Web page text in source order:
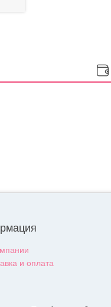
и оплата